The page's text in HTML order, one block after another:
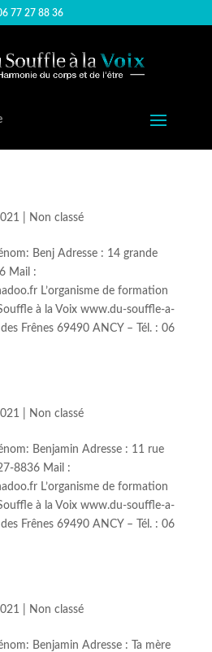
77 27 88 36
Non classé
Benj Adresse : 14 grande
Mail :
L’organisme de formation
à la Voix www.du-souffle-a-
Frênes 69490 ANCY – Tél. : 06
Non classé
Benjamin Adresse : 11 rue
8836 Mail :
L’organisme de formation
à la Voix www.du-souffle-a-
Frênes 69490 ANCY – Tél. : 06
Non classé
Benjamin Adresse : Ta mère